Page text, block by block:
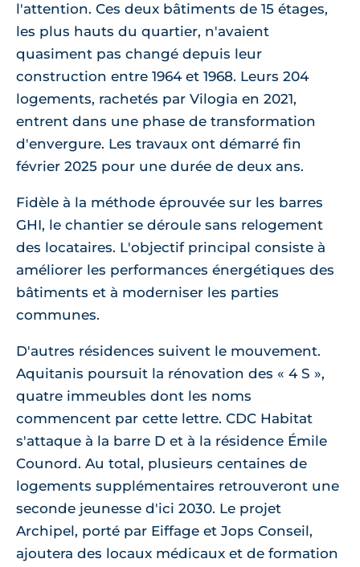
l'attention. Ces deux bâtiments de 15 étages,
les plus hauts du quartier, n'avaient
quasiment pas changé depuis leur
construction entre 1964 et 1968. Leurs 204
logements, rachetés par Vilogia en 2021,
entrent dans une phase de transformation
d'envergure. Les travaux ont démarré fin
février 2025 pour une durée de deux ans.
Fidèle à la méthode éprouvée sur les barres
GHI, le chantier se déroule sans relogement
des locataires. L'objectif principal consiste à
améliorer les performances énergétiques des
bâtiments et à moderniser les parties
communes.
D'autres résidences suivent le mouvement.
Aquitanis poursuit la rénovation des « 4 S »,
quatre immeubles dont les noms
commencent par cette lettre. CDC Habitat
s'attaque à la barre D et à la résidence Émile
Counord. Au total, plusieurs centaines de
logements supplémentaires retrouveront une
seconde jeunesse d'ici 2030. Le projet
Archipel, porté par Eiffage et Jops Conseil,
ajoutera des locaux médicaux et de formation